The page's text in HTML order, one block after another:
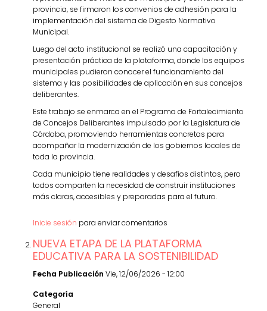
provincia, se firmaron los convenios de adhesión para la
implementación del sistema de Digesto Normativo
Municipal.
Luego del acto institucional se realizó una capacitación y
presentación práctica de la plataforma, donde los equipos
municipales pudieron conocer el funcionamiento del
sistema y las posibilidades de aplicación en sus concejos
deliberantes.
Este trabajo se enmarca en el Programa de Fortalecimiento
de Concejos Deliberantes impulsado por la Legislatura de
Córdoba, promoviendo herramientas concretas para
acompañar la modernización de los gobiernos locales de
toda la provincia.
Cada municipio tiene realidades y desafíos distintos, pero
todos comparten la necesidad de construir instituciones
más claras, accesibles y preparadas para el futuro.
Inicie sesión para enviar comentarios
NUEVA ETAPA DE LA PLATAFORMA
EDUCATIVA PARA LA SOSTENIBILIDAD
Fecha Publicación Vie, 12/06/2026 - 12:00
Categoría
General